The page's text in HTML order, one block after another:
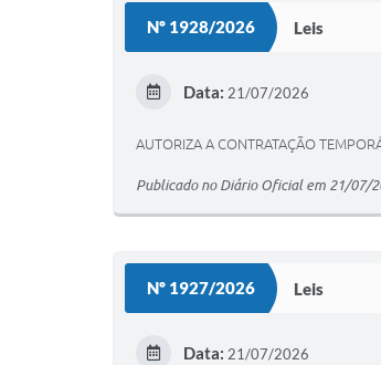
Nº 1928/2026 Leis
Data: 21/07/2026
AUTORIZA A CONTRATAÇÃO
Publicado no Diário Oficial em 21/07/
Nº 1927/2026 Leis
Data: 21/07/2026